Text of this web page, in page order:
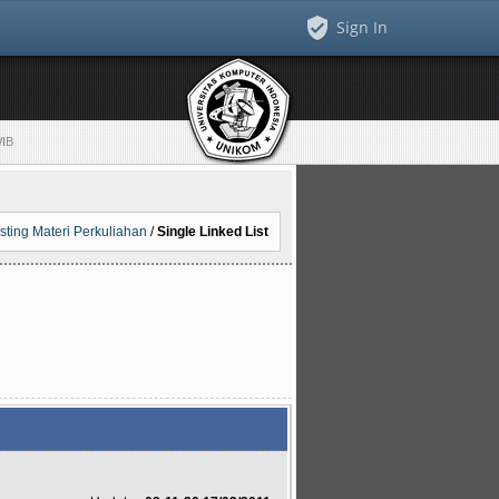
Sign In
Materi Perkuliahan /Single Linked List